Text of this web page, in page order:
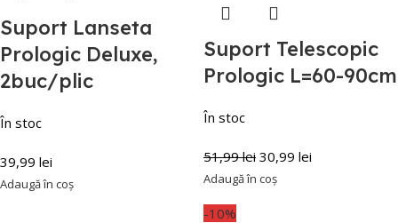
Suport Lanseta
Prologic Deluxe,
2buc/plic
În stoc
39,99 lei
Adaugă în coș
Suport Telescopic
Prologic L=60-90cm
În stoc
51,99lei 30,99 lei
Adaugă în coș
-10%